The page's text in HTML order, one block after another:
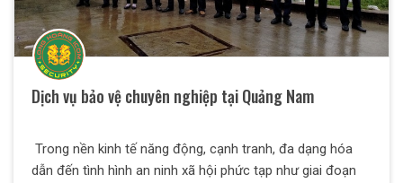
Dịch vụ bảo vệ chuyên nghiệp tại Quảng Nam
Trong nền kinh tế năng động, cạnh tranh, đa dạng hóa
dẫn đến tình hình an ninh xã hội phức tạp như giai đoạn